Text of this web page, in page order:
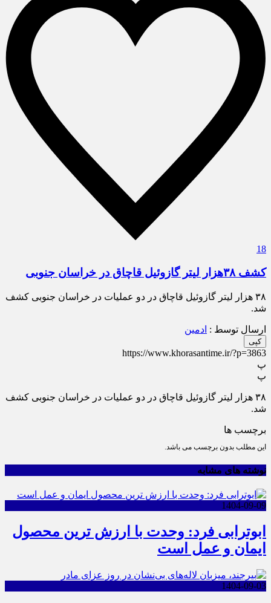
18
کشف ۳۸هزار لیتر گازوئیل قاچاق در خراسان جنوبی
۳۸ هزار لیتر گازوئیل قاچاق در دو عملیات در خراسان جنوبی کشف
شد.
ارسال توسط : ادمین
کپی
https://www.khorasantime.ir/?p=3863
پ
پ
۳۸ هزار لیتر گازوئیل قاچاق در دو عملیات در خراسان جنوبی کشف
شد.
برچسب ها
این مطلب بدون برچسب می باشد.
نوشته های مشابه
1404-09-09
ابوترابی فرد: وحدت با ارزش ترین محصول
ایمان و عمل است
1404-09-03